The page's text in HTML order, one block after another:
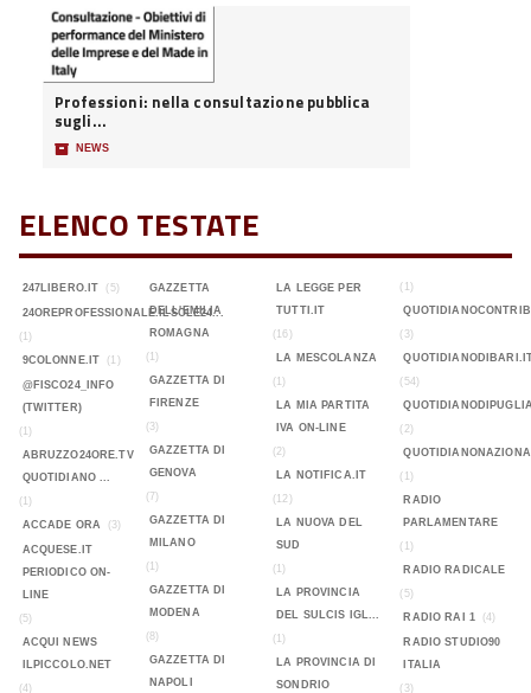
Professioni: nella consultazione pubblica
sugli...
📦 NEWS
ELENCO TESTATE
247LIBERO.IT (5)
24OREPROFESSIONALE.ILSOLE24...
(1)
9COLONNE.IT
(1)
@FISCO24_INFO
(TWITTER)
(1)
ABRUZZO24ORE.TV
QUOTIDIANO ...
(1)
ACCADE ORA
(3)
ACQUESE.IT
PERIODICO ON-
LINE
(5)
ACQUI NEWS
ILPICCOLO.NET
(4)
GAZZETTA
DELL'EMILIA
ROMAGNA
(1)
GAZZETTA DI
FIRENZE
(3)
GAZZETTA DI
GENOVA
(7)
GAZZETTA DI
MILANO
(1)
GAZZETTA DI
MODENA
(8)
GAZZETTA DI
NAPOLI
LA LEGGE PER
TUTTI.IT
(16)
LA MESCOLANZA
(1)
LA MIA PARTITA
IVA ON-LINE
(2)
LA NOTIFICA.IT
(12)
LA NUOVA DEL
SUD
(1)
LA PROVINCIA
DEL SULCIS IGL...
(1)
LA PROVINCIA DI
SONDRIO
(1)
(3)
(54)
(2)
(1)
RADIO
PARLAMENTARE
(1)
RADIO RADICALE
(5)
RADIO RAI 1
(4)
RADIO STUDIO90
ITALIA
(3)